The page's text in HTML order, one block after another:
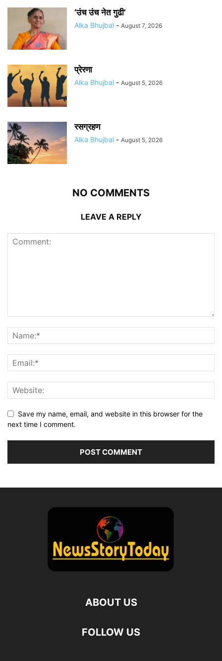
‘उंच उंच नेत गुढी’
Alka Bhujbal - August 7, 2026
प्रेरणा
Alka Bhujbal - August 5, 2026
रसग्रहण
Alka Bhujbal - August 5, 2026
NO COMMENTS
LEAVE A REPLY
Save my name, email, and website in this browser for the
next time I comment.
ABOUT US
FOLLOW US